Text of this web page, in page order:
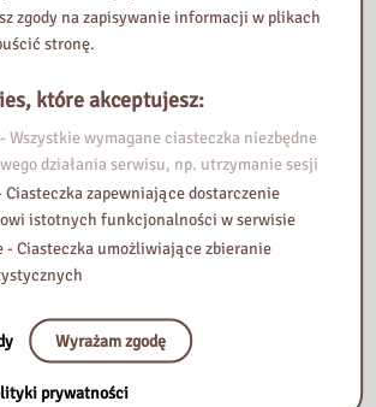
zgody na zapisywanie informacji w plikach
stronę.
które akceptujesz:
Wszystkie wymagane ciasteczka niezbędne
działania serwisu, np. utrzymanie sesji
Ciasteczka zapewniające dostarczenie
istotnych funkcjonalności w serwisie
Ciasteczka umożliwiające zbieranie
Wyrażam zgodę
prywatności